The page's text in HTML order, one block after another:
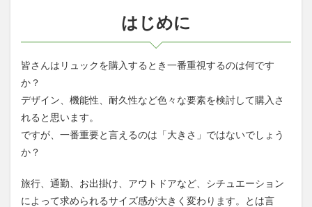
能
1.4
ック
パッ
はじめに
皆さんはリュックを購入するとき一番重視するのは何です
か？
デザイン、機能性、耐久性など色々な要素を検討して購入さ
れると思います。
ですが、一番重要と言えるのは「大きさ」ではないでしょう
か？
旅行、通勤、お出掛け、アウトドアなど、シチュエーション
によって求められるサイズ感が大きく変わります。
とは言